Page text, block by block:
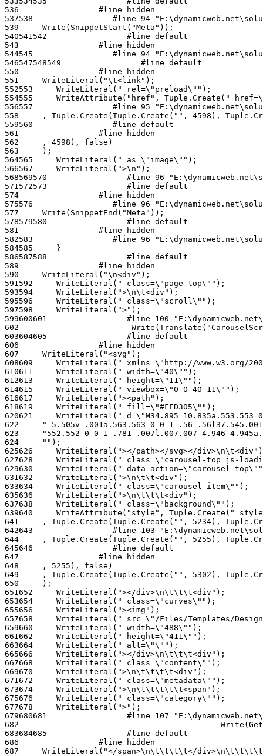
536
537538
539
540541542
543
544545
546547548549
550
551
552553
554555
556557
558
559560
561
562
563
564565
566567
568569570
571572573
574
575576
577
578579580
581
582583
584585
586587588
589
590
591592
593594
595596
597598
599600601
602
603604605
606
607
608609
610611
612613
614615
616617
618619
620621
622
623
624
625626
627628
629630
631632
633634
635636
637638
639640
641
642643
644
645646
647
648
649
650
651652
653654
655656
657658
659660
661662
663664
665666
667668
669670
671672
673674
675676
677678
679680681
682
683684685
686
687